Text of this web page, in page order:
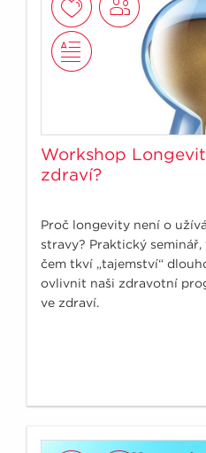
Workshop
zdraví?
Proč longevity není o
stravy? Praktický
čem tkví „tajemství“
ovlivnit naši zdravotní
ve zdraví.